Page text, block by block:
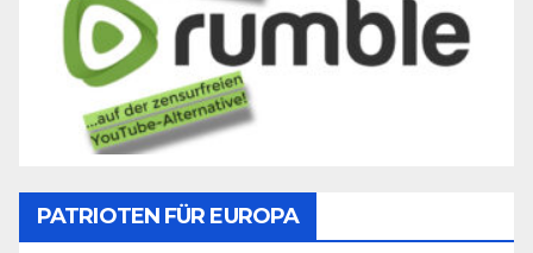
PATRIOTEN FÜR EUROPA